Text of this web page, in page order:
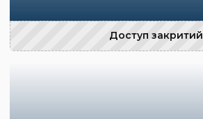
Доступ закритий